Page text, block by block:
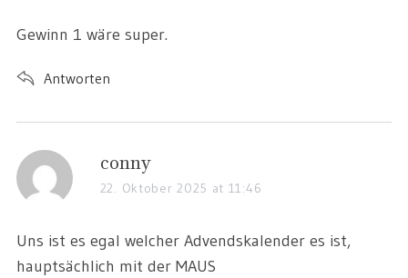
Gewinn 1 wäre super.
Antworten
conny
22. Oktober 2025 at 11:46
Uns ist es egal welcher Advendskalender es ist,
hauptsächlich mit der MAUS